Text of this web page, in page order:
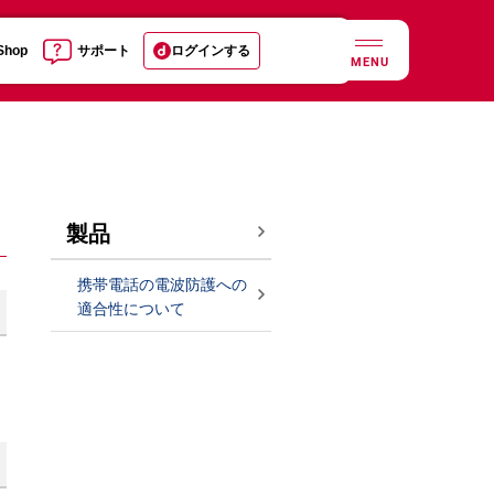
サポート ログインする
MENU
製品
携帯電話の電波防護への
適合性について